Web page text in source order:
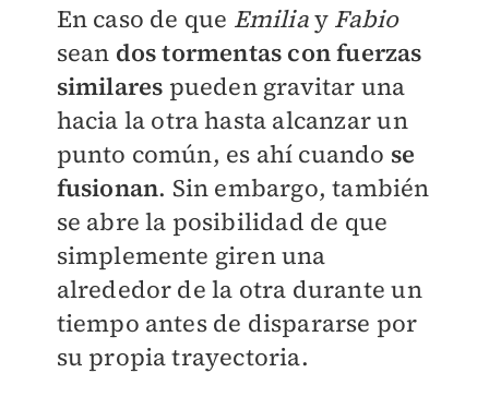
En caso de que Emiliay Fabio
sean dos tormentas con fuerzas
similares pueden gravitar una
hacia la otra hasta alcanzar un
punto común, es ahí cuando se
fusionan. Sin embargo, también
se abre la posibilidad de que
simplemente giren una
alrededor de la otra durante un
tiempo antes de dispararse por
su propia trayectoria.